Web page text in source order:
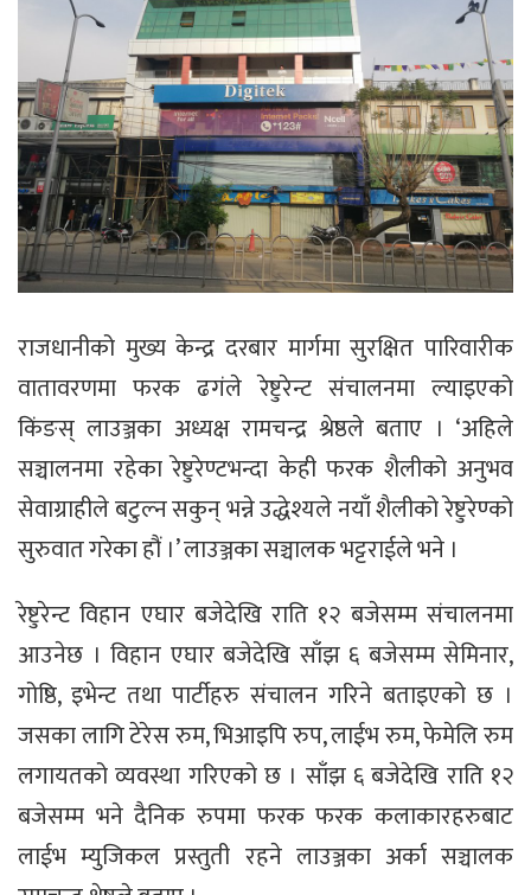
राजधानीको मुख्य केन्द्र दरबार मार्गमा सुरक्षित पारिवारीक
वातावरणमा फरक ढगंले रेष्टुरेन्ट संचालनमा ल्याइएको
किंङस् लाउञ्जका अध्यक्ष रामचन्द्र श्रेष्ठले बताए । ‘अहिले
सञ्चालनमा रहेका रेष्टुरेण्टभन्दा केही फरक शैलीको अनुभव
सेवाग्राहीले बटुल्न सकुन् भन्ने उद्धेश्यले नयाँ शैलीको रेष्टुरेण्को
सुरुवात गरेका हौं ।’ लाउञ्जका सञ्चालक भट्टराईले भने ।
रेष्टुरेन्ट विहान एघार बजेदेखि राति १२ बजेसम्म संचालनमा
आउनेछ । विहान एघार बजेदेखि साँझ ६ बजेसम्म सेमिनार,
गोष्ठि, इभेन्ट तथा पार्टीहरु संचालन गरिने बताइएको छ ।
जसका लागि टेरेस रुम, भिआइपि रुप, लाईभ रुम, फेमेलि रुम
लगायतको व्यवस्था गरिएको छ । साँझ ६ बजेदेखि राति १२
बजेसम्म भने दैनिक रुपमा फरक फरक कलाकारहरुबाट
लाईभ म्युजिकल प्रस्तुती रहने लाउञ्जका अर्का सञ्चालक